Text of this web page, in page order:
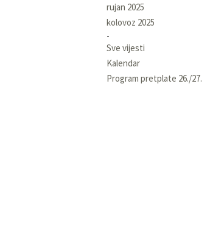
rujan 2025
kolovoz 2025
Sve vijesti
Kalendar
Program pretplate 26./27.